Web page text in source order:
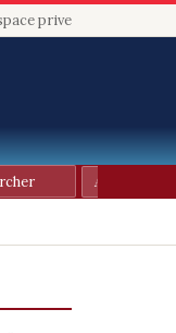
prive